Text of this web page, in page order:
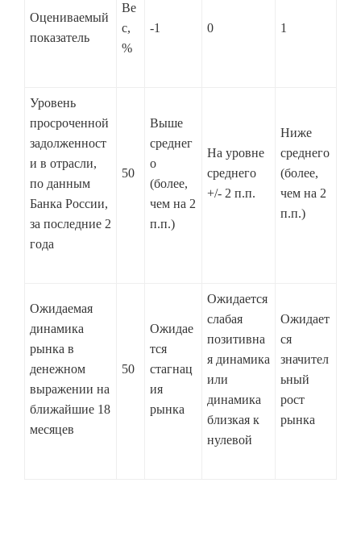
Оцениваемый
показатель
Ве
с,
%
-1 0 1
Уровень
просроченной
задолженност
и в отрасли,
по данным
Банка России,
за последние 2
года
50
Выше
среднег
о
(более,
чем на 2
п.п.)
На уровне
среднего
+/- 2 п.п.
Ниже
среднего
(более,
чем на 2
п.п.)
Ожидаемая
динамика
рынка в
денежном
выражении на
ближайшие 18
месяцев
50
Ожидае
тся
стагнац
ия
рынка
Ожидается
слабая
позитивна
я динамика
или
динамика
близкая к
нулевой
Ожидает
ся
значител
ьный
рост
рынка